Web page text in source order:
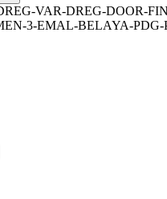
VAR-DREG-DOOR-
3-EMAL-BELAYA-PDG-